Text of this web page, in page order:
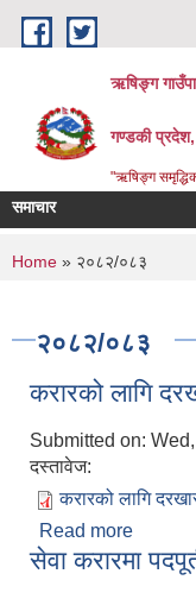
Skip to main content
ऋषिङ्ग
गण्डकी
"ऋषिङ्ग
समाचार
You are here
Home » २०८२/०८३
२०८२/०८३
करारको लागि
Submitted on:
दस्तावेज:
करारको लागि
Read more
सेवा करारमा